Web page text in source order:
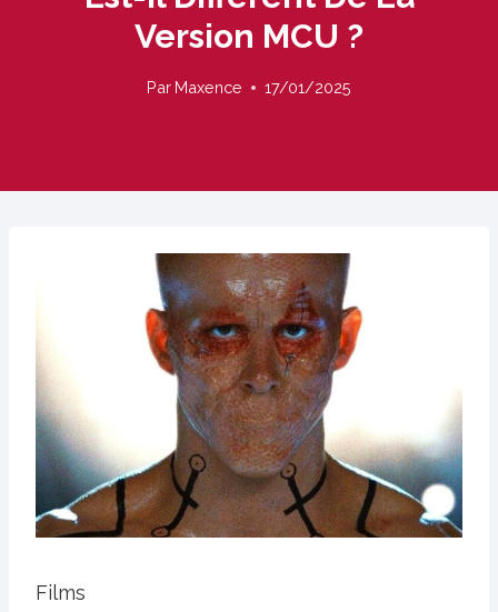
Version MCU ?
Par Maxence 17/01/2025
Films